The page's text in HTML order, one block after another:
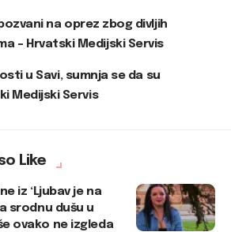
na oprez zbog divljih
– Hrvatski Medijski Servis
u Savi, sumnja se da su
Medijski Servis
Like
iz ‘Ljubav je na
srodnu dušu u
ovako ne izgleda